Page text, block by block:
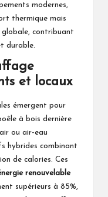
modernes,
thermique mais
globale, contribuant
durable.
et locaux
émergent pour
à bois dernière
ou air-eau
hybrides combinant
de calories. Ces
renouvelable
supérieurs à 85%,